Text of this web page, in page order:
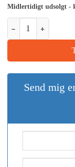
Midlertidigt udsolgt -
Send mig